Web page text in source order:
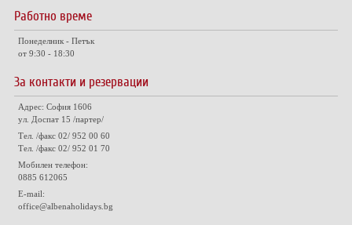
Работно време
Понеделник - Петък
от 9:30 - 18:30
За контакти и резервации
Адрес: София 1606
ул. Доспат 15 /партер/
Тел. /факс 02/ 952 00 60
Тел. /факс 02/ 952 01 70
Мобилен телефон:
0885 612065
E-mail:
office@albenaholidays.bg